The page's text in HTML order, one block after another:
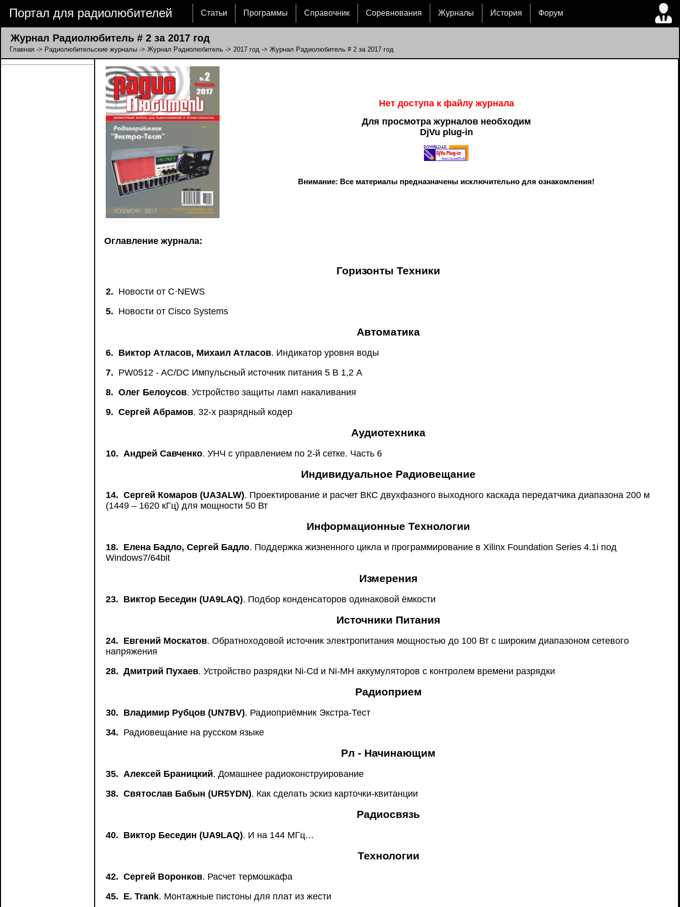
Портал для радиолюбителей Статьи Программы Справочник Соревнования Журналы История Форум
Журнал Радиолюбитель # 2 за 2017 год
Главная -> Радиолюбительские журналы -> Журнал Радиолюбитель -> 2017 год -> Журнал Радиолюбитель # 2 за 2017 год
Нет доступа к файлу журнала
Для просмотра журналов необходим
DjVu plug-in
Внимание: Все материалы предназначены исключительно для ознакомления!
Оглавление журнала:
Горизонты Техники
2. Новости от C·NEWS
5. Новости от Сisco Systems
Автоматика
6. Виктор Атласов, Михаил Атласов. Индикатор уровня воды
7. PW0512 - AC/DC Импульсный источник питания 5 В 1,2 А
8. Олег Белоусов. Устройство защиты ламп накаливания
9. Сергей Абрамов. 32-x разрядный кодер
Аудиотехника
10. Андрей Савченко. УНЧ с управлением по 2-й сетке. Часть 6
Индивидуальное Радиовещание
14. Сергей Комаров (UA3ALW). Проектирование и расчет ВКС двухфазного выходного каскада передатчика диапазона 200 м
(1449 – 1620 кГц) для мощности 50 Вт
Информационные Технологии
18. Елена Бадло, Сергей Бадло. Поддержка жизненного цикла и программирование в Xilinx Foundation Series 4.1i под
Windows7/64bit
Измерения
23. Виктор Беседин (UA9LAQ). Подбор конденсаторов одинаковой ёмкости
Источники Питания
24. Евгений Москатов. Обратноходовой источник электропитания мощностью до 100 Вт с широким диапазоном сетевого
напряжения
28. Дмитрий Пухаев. Устройство разрядки Ni-Cd и Ni-MH аккумуляторов с контролем времени разрядки
Радиоприем
30. Владимир Рубцов (UN7BV). Радиоприёмник Экстра-Тест
34. Радиовещание на русском языке
Рл - Начинающим
35. Алексей Браницкий. Домашнее радиоконструирование
38. Святослав Бабын (UR5YDN). Как сделать эскиз карточки-квитанции
Радиосвязь
40. Виктор Беседин (UA9LAQ). И на 144 МГц…
Технологии
42. Сергей Воронков. Расчет термошкафа
45. Е. Trank. Монтажные пистоны для плат из жести